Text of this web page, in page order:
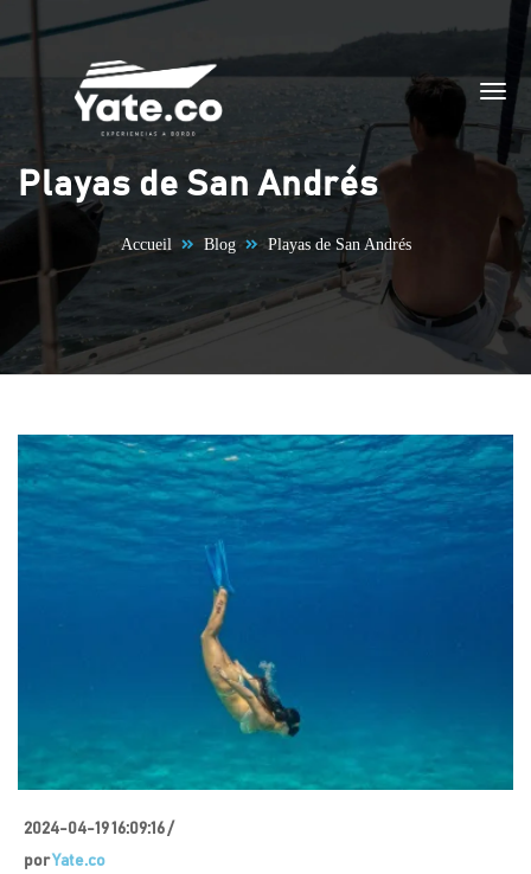
Aller au contenu
Playas de San Andrés
Accueil Blog Playas de San Andrés
2024-04-19 16:09:16 /
porYate.co